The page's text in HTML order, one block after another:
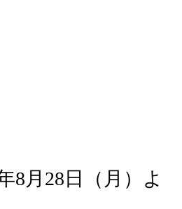
8月28日（月）よ